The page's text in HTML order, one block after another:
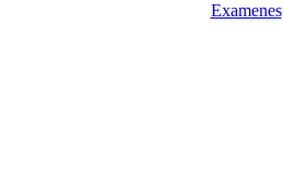
Examenes